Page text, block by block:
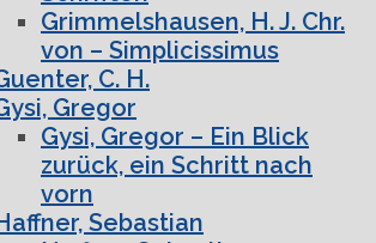
Grimmelshausen, H. J. Chr.
von – Simplicissimus
C. H.
Gregor
Gysi, Gregor – Ein Blick
zurück, ein Schritt nach
vorn
Sebastian